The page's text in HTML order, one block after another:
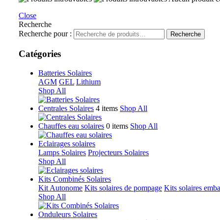
Close
Recherche
Recherche pour :
Recherche
Catégories
Batteries Solaires
AGM GEL Lithium
Shop All
Centrales Solaires 4 items Shop All
Chauffes eau solaires 0 items Shop All
Eclairages solaires
Lamps Solaires Projecteurs Solaires
Shop All
Kits Combinés Solaires
Kit Autonome Kits solaires de pompage Kits solaires
Shop All
Onduleurs Solaires